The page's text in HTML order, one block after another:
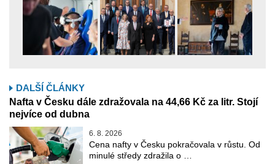
DALŠÍ ČLÁNKY
Nafta v Česku dále zdražovala na 44,66 Kč za litr. Stojí
nejvíce od dubna
6. 8. 2026
Cena nafty v Česku pokračovala v růstu. Od
minulé středy zdražila o …